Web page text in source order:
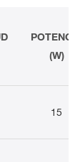
(W)
15